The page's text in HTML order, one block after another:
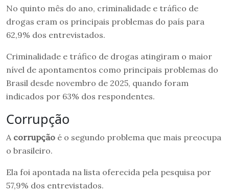
No quinto mês do ano, criminalidade e tráfico de
drogas eram os principais problemas do país para
62,9% dos entrevistados.
Criminalidade e tráfico de drogas atingiram o maior
nível de apontamentos como principais problemas do
Brasil desde novembro de 2025, quando foram
indicados por 63% dos respondentes.
Corrupção
A corrupção é o segundo problema que mais preocupa
o brasileiro.
Ela foi apontada na lista oferecida pela pesquisa por
57,9% dos entrevistados.